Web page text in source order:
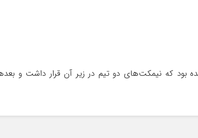
بود که نیمکت‌های دو تیم در زیر آن قرار داشت و